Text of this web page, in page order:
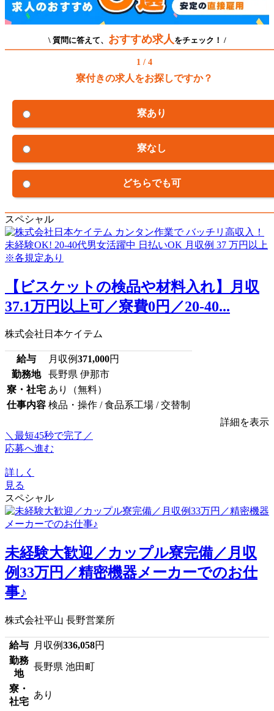
\ 質問に答えて、 おすすめ求人 をチェック！ /
1 / 4
寮付きの求人をお探しですか？
寮あり
寮なし
どちらでも可
スペシャル
【ビスケットの検品や材料入れ】月収
37.1万円以上可／寮費0円／20-40...
株式会社日本ケイテム
給与 月収例371,000円
勤務地
長野県 伊那市
寮・社宅 あり（無料）
仕事内容 検品・操作 / 食品系工場 / 交替制
詳細を表示
＼最短45秒で完了／
応募へ進む
詳しく
見る
スペシャル
未経験大歓迎／カップル寮完備／月収
例33万円／精密機器メーカーでのお仕
事♪
株式会社平山 長野営業所
給与 月収例336,058円
勤務
地
長野県 池田町
寮・
社宅
あり